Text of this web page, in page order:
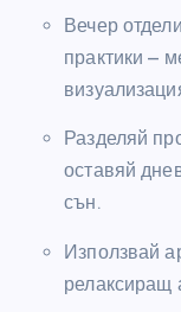
Вечер
практики –
Разделяй
оставяй
сън.
Използвай
релаксиращ